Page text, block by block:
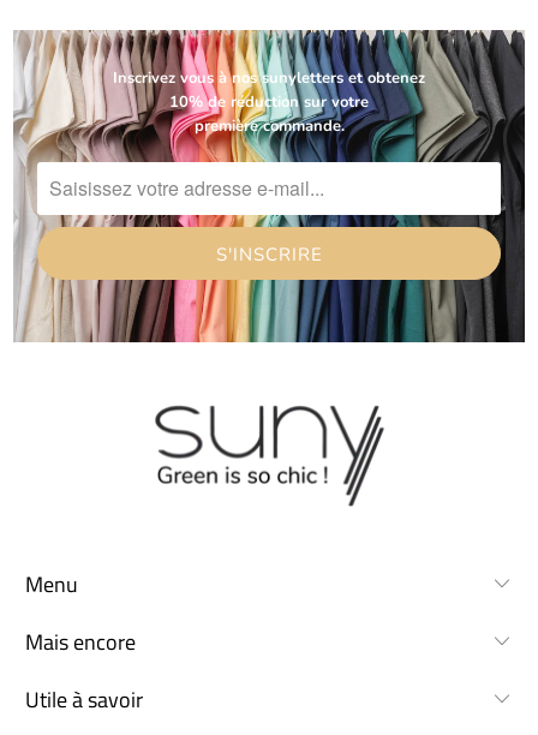
Inscrivez vous à nos sunyletters et obtenez
10% de réduction sur votre
première commande.
Menu
Mais encore
Utile à savoir